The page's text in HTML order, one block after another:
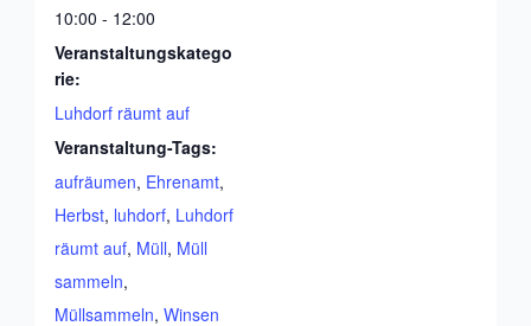
10:00 - 12:00
Veranstaltungskatego
rie:
Luhdorf räumt auf
Veranstaltung-Tags:
aufräumen, Ehrenamt,
Herbst, luhdorf, Luhdorf
räumt auf, Müll, Müll
sammeln,
Müllsammeln,Winsen